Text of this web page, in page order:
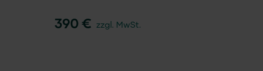
390 € zzgl. MwSt.